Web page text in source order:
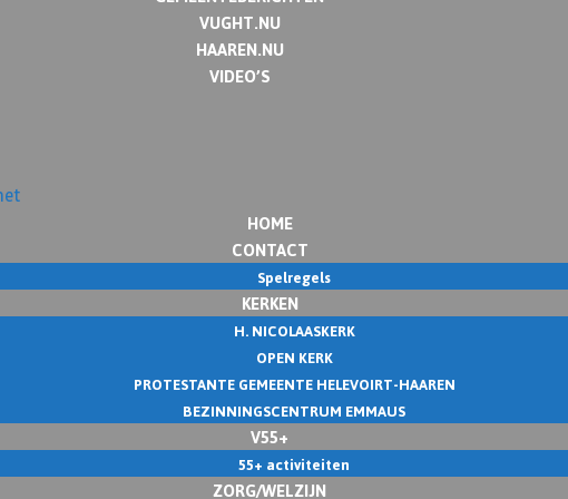
VUGHT.NU
HAAREN.NU
VIDEO’S
HOME
CONTACT
Spelregels
KERKEN
H. NICOLAASKERK
OPEN KERK
PROTESTANTE GEMEENTE HELEVOIRT-HAAREN
BEZINNINGSCENTRUM EMMAUS
V55+
55+ activiteiten
ZORG/WELZIJN